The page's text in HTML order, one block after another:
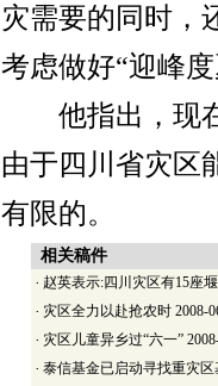
灾需要的同时，
考虑做好“迎峰
他指出，现在
由于四川省灾区
有限的。
相关稿件
· 赵英表示:四川灾区有15座
· 灾区全力以赴抢农时 2008-
· 灾区儿童异乡过“六一”
· 泰信基金已启动寻找重灾